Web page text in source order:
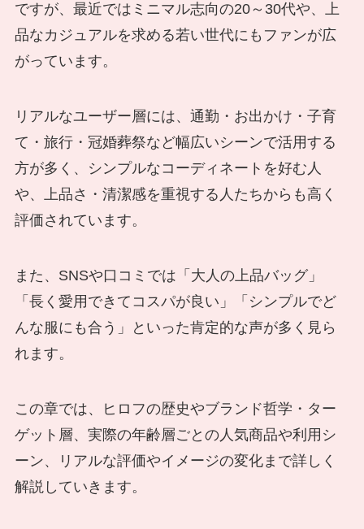
ですが、最近ではミニマル志向の20～30代や、上
品なカジュアルを求める若い世代にもファンが広
がっています。
リアルなユーザー層には、通勤・お出かけ・子育
て・旅行・冠婚葬祭など幅広いシーンで活用する
方が多く、シンプルなコーディネートを好む人
や、上品さ・清潔感を重視する人たちからも高く
評価されています。
また、SNSや口コミでは「大人の上品バッグ」
「長く愛用できてコスパが良い」「シンプルでど
んな服にも合う」といった肯定的な声が多く見ら
れます。
この章では、ヒロフの歴史やブランド哲学・ター
ゲット層、実際の年齢層ごとの人気商品や利用シ
ーン、リアルな評価やイメージの変化まで詳しく
解説していきます。